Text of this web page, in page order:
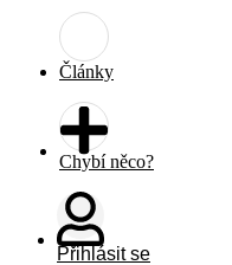
Články
Chybí něco?
Přihlásit se